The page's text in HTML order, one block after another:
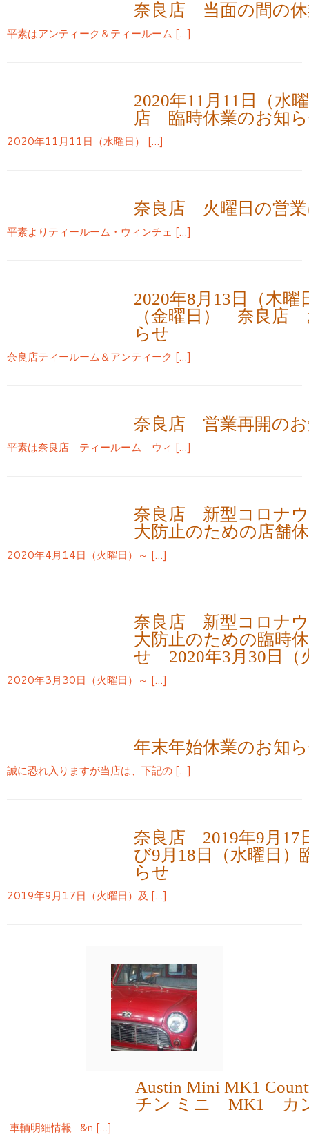
奈良店 当面の間の
平素はアンティーク＆ティールーム […]
2020年11月11日（水
店 臨時休業のお知
2020年11月11日（水曜日） […]
奈良店 火曜日の営
平素よりティールーム・ウィンチェ […]
2020年8月13日（木曜
（金曜日） 奈良店
らせ
奈良店ティールーム＆アンティーク […]
奈良店 営業再開の
平素は奈良店 ティールーム ウィ […]
奈良店 新型コロナ
大防止のための店舗
2020年4月14日（火曜日）～ […]
奈良店 新型コロナ
大防止のための臨時
せ 2020年3月30日（
2020年3月30日（火曜日）～ […]
年末年始休業のお知
誠に恐れ入りますが当店は、下記の […]
奈良店 2019年9月17
び9月18日（水曜日）
らせ
2019年9月17日（火曜日）及 […]
Austin Mini MK1
チン ミニ MK1 カ
車輌明細情報 &n […]